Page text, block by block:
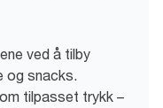
ved å tilby
og snacks.
tilpasset trykk –